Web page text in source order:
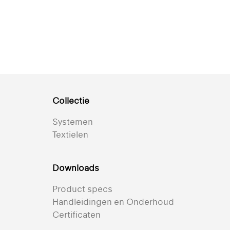
Collectie
Systemen
Textielen
Downloads
Product specs
Handleidingen en Onderhoud
Certificaten